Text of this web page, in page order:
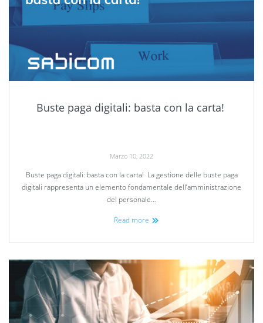
Buste paga digitali: basta con la carta!
Marzo 10, 2022
Buste paga digitali: basta con la carta! La gestione delle buste paga
digitali rappresenta un elemento fondamentale dell’amministrazione
del personale…
Read more